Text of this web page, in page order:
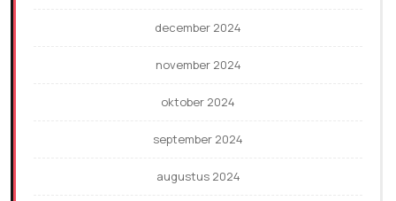
december 2024
november 2024
oktober 2024
september 2024
augustus 2024